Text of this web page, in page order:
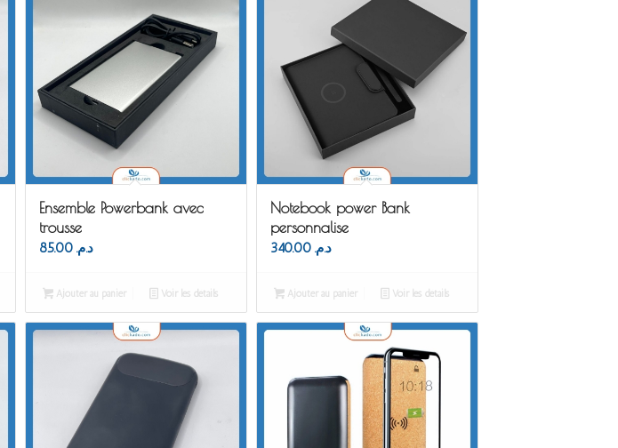
Ensemble Powerbank avec
trousse
د.م. 85.00
Ajouter au panier Voir les détails
Notebook power Bank
personnalise
د.م. 340.00
Ajouter au panier Voir les détails